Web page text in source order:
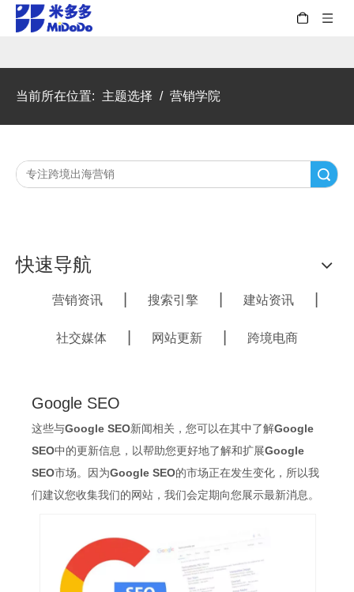
当前所在位置: 主题选择 / 营销学院
快速导航
营销资讯 搜索引擎 建站资讯
社交媒体 网站更新 跨境电商
Google SEO
这些与Google SEO新闻相关，您可以在其中了解Google
SEO中的更新信息，以帮助您更好地了解和扩展Google
SEO市场。因为Google SEO的市场正在发生变化，所以我
们建议您收集我们的网站，我们会定期向您展示最新消息。